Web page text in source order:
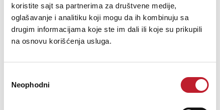
koristite sajt sa partnerima za društvene medije,
oglašavanje i analitiku koji mogu da ih kombinuju sa
drugim informacijama koje ste im dali ili koje su prikupili
na osnovu korišćenja usluga.
сагласности
Neophodni
FOSTEX PM0.3dH - Studijski monitor
243,00KM
PM0.3dH Active Speaker System PM0.3H/dH is the latest model of
reproduction up to 40kHz by the improved amplifier circuitry and
the soft dome tweeter. The combination of the dedicated 3" LF